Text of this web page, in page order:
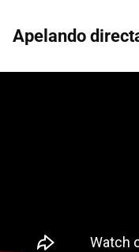
Apelando